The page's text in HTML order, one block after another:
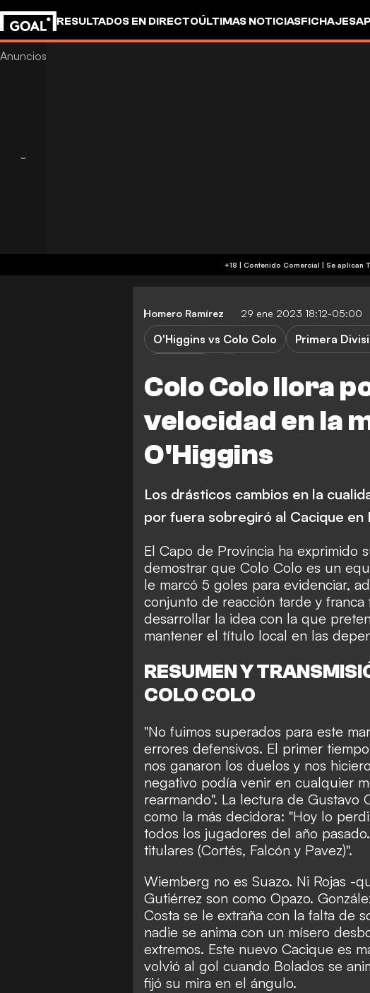
RESULTADOS EN DIRECTOÚLTIMAS NOTICIASFICHAJES
+18 | Contenido
Homero Ramírez 29 ene 2023 18:12-05:00
Colo Colo llora
velocidad en la
O'Higgins
O'Higgins vs Colo Colo Primera
Los drásticos cambios en la
por fuera sobregiró al Cacique en
El Capo de Provincia ha exprimido
demostrar que Colo Colo es un
le marcó 5 goles para evidenciar,
conjunto de reacción tarde y franca
desarrollar la idea con la que
mantener el título local en las
RESUMEN Y
COLO COLO
"No fuimos superados para este
errores defensivos. El primer
nos ganaron los duelos y nos
negativo podía venir en cualquier
rearmando". La lectura de Gustavo
como la más decidora: "Hoy lo
todos los jugadores del año
titulares (Cortés, Falcón y Pavez)".
Wiemberg no es Suazo. Ni Rojas -
Gutiérrez son como Opazo.
Costa se le extraña con la falta de
nadie se anima con un mísero
extremos. Este nuevo Cacique es
volvió al gol cuando Bolados se
fijó su mira en el ángulo.